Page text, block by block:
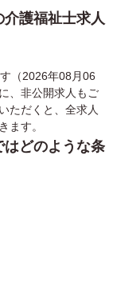
護福祉士求人
（2026年08月06
、非公開求人もご
ただくと、全求人
ます。
はどのような条